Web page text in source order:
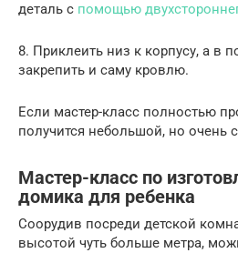
деталь с помощью
8. Приклеить низ к корпусу, а в
закрепить и саму кровлю.
Если мастер-класс полностью
получится небольшой, но очень
Мастер-класс по
домика для ребенка
Соорудив посреди детской
высотой чуть больше метра,